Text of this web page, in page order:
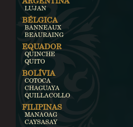
LUJAN
BÉLGICA
BANNEAUX
BEAURAING
EQUADOR
QUINCHE
QUITO
BOLÍVIA
COTOCA
CHAGUAYA
QUILLACOLLO
FILIPINAS
MANAOAG
CAYSASAY